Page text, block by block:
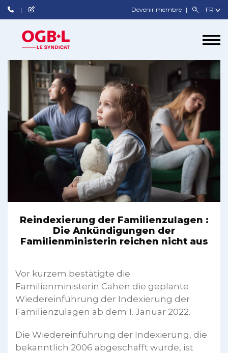
Devenir membre
Reindexierung der Familienzulagen :
Die Ankündigungen der
Familienministerin reichen nicht aus
Vor kurzem bestätigte die
Familienministerin Cahen die geplante
Wiedereinführung der Indexierung der
Familienzulagen ab dem 1. Januar 2022.
Die Wiedereinführung der Indexierung, die
bekanntlich 2006 abgeschafft wurde, ist